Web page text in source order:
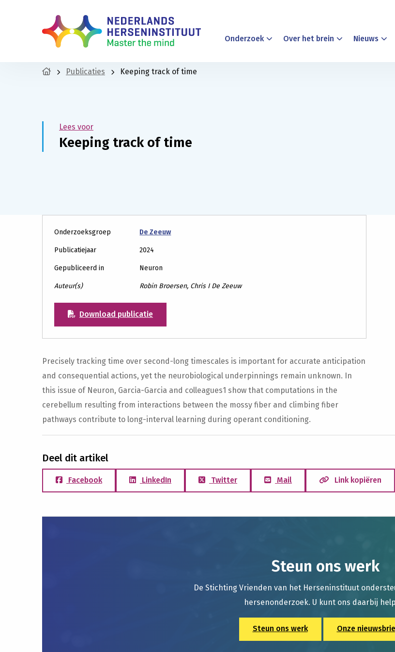
Onderzoek Over het brein Nieuws
Publicaties Keeping track of time
Lees voor
Keeping track of time
Onderzoeksgroep De Zeeuw
Publicatiejaar 2024
Gepubliceerd in Neuron
Auteur(s) Robin Broersen, Chris I De Zeeuw
Download publicatie
Precisely tracking time over second-long timescales is important for accurate anticipation
and consequential actions, yet the neurobiological underpinnings remain unknown. In
this issue of Neuron, Garcia-Garcia and colleagues1 show that computations in the
cerebellum resulting from interactions between the mossy fiber and climbing fiber
pathways contribute to long-interval learning during operant conditioning.
Deel dit artikel
Facebook LinkedIn Twitter Mail Link kopiëren
Steun ons werk
De Stichting Vrienden van het Herseninstituut
hersenonderzoek. U kunt ons daarbij
Steun ons werk Onze